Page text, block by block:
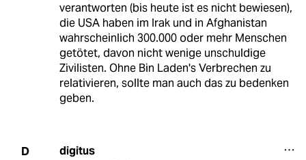
verantworten (bis heute ist es nicht bewiesen),
die USA haben im Irak und in Afghanistan
wahrscheinlich 300.000 oder mehr Menschen
getötet, davon nicht wenige unschuldige
Zivilisten. Ohne Bin Laden's Verbrechen zu
relativieren, sollte man auch das zu bedenken
geben.
D digitus